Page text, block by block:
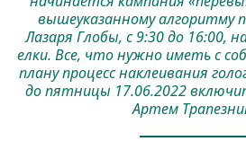
вышеуказанному алгоритму
Лазаря Глобы, с 9:30 до 16:00,
елки. Все, что нужно иметь с
плану процесс наклеивания
до пятницы 17.06.2022
Артем